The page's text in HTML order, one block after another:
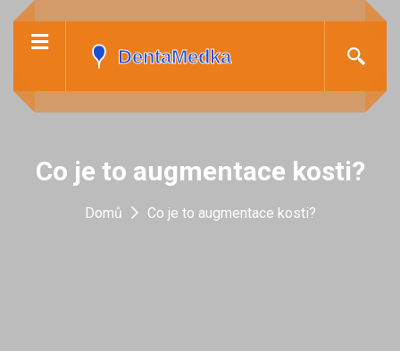
Co je to augmentace kosti?
Domů Co je to augmentace kosti?